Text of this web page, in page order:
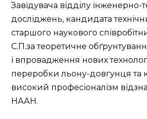
Завідувача відділу інженерно-
досліджень, кандидата
старшого наукового
С.П.за теоретичне
і впровадження нових
переробки льону-довгунця та
високий професіоналізм
НААН.